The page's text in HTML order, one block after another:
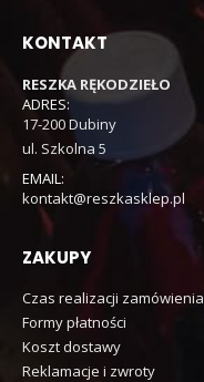
KONTAKT
RESZKA RĘKODZIEŁO
ADRES:
17-200 Dubiny
ul. Szkolna 5
EMAIL:
kontakt@reszkasklep.pl
ZAKUPY
Czas realizacji zamówienia
Formy płatności
Koszt dostawy
Reklamacje i zwroty